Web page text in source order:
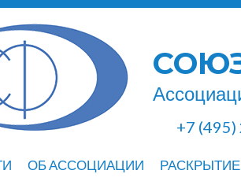
+7
ОБ АССОЦИАЦИИ